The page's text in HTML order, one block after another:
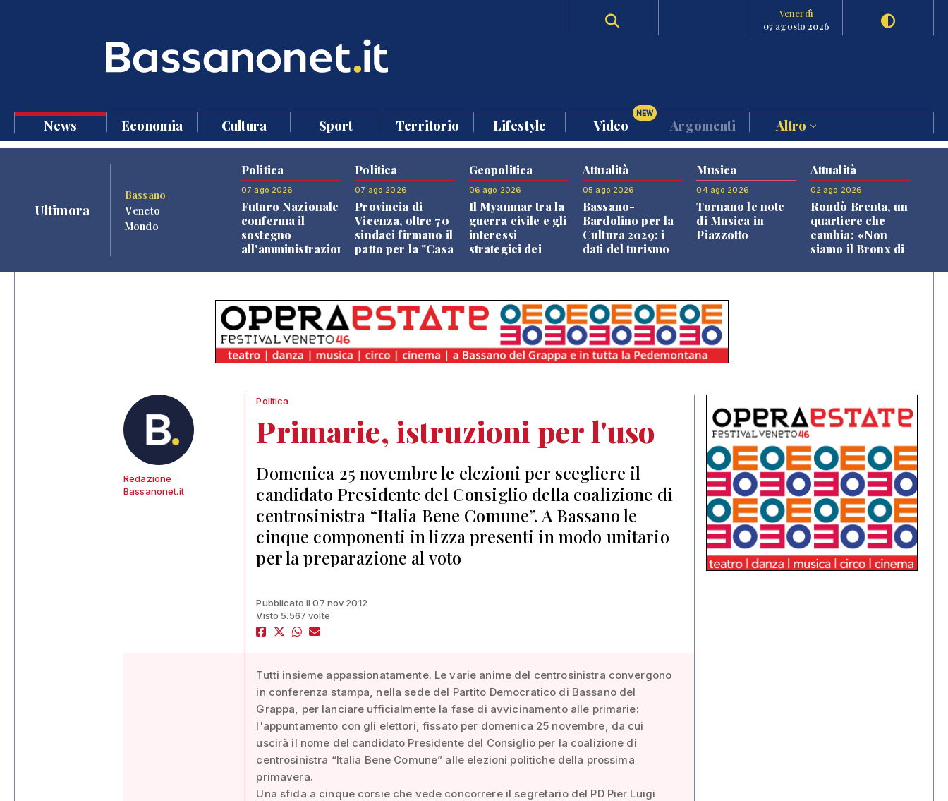
Venerdì
07 agosto 2026
News Economia Cultura Sport Territorio Lifestyle Video
NEW
Argomenti Altro
Ultimora
Bassano
Veneto
Mondo
Politica
07 ago 2026
Futuro Nazionale
conferma il
sostegno
all'amministrazione
Politica
07 ago 2026
Provincia di
Vicenza, oltre 70
sindaci firmano il
patto per la "Casa
Geopolitica
06 ago 2026
Il Myanmar tra la
guerra civile e gli
interessi
strategici dei
Attualità
05 ago 2026
Bassano-
Bardolino per la
Cultura 2029: i
dati del turismo
Musica
04 ago 2026
Tornano le note
di Musica in
Piazzotto
Attualità
02 ago 2026
Rondò Brenta, un
quartiere che
cambia: «Non
siamo il Bronx di
Redazione
Bassanonet.it
Politica
Primarie, istruzioni per l'uso
Domenica 25 novembre le elezioni per scegliere il
candidato Presidente del Consiglio della coalizione di
centrosinistra “Italia Bene Comune”. A Bassano le
cinque componenti in lizza presenti in modo unitario
per la preparazione al voto
Pubblicato il 07 nov 2012
Visto 5.567 volte
Tutti insieme appassionatamente. Le varie anime del centrosinistra convergono
in conferenza stampa, nella sede del Partito Democratico di Bassano del
Grappa, per lanciare ufficialmente la fase di avvicinamento alle primarie:
l'appuntamento con gli elettori, fissato per domenica 25 novembre, da cui
uscirà il nome del candidato Presidente del Consiglio per la coalizione di
centrosinistra “Italia Bene Comune” alle elezioni politiche della prossima
primavera.
Una sfida a cinque corsie che vede concorrere il segretario del PD Pier Luigi